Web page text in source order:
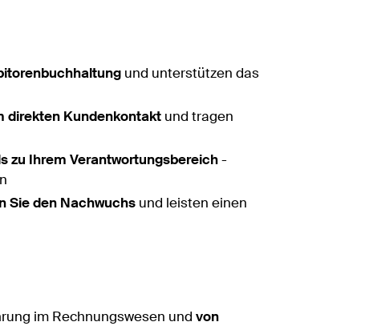
und unterstützen das
direkten Kundenkontakt und tragen
zu Ihrem Verantwortungsbereich-
Sie den Nachwuchs und leisten einen
im Rechnungswesen und von